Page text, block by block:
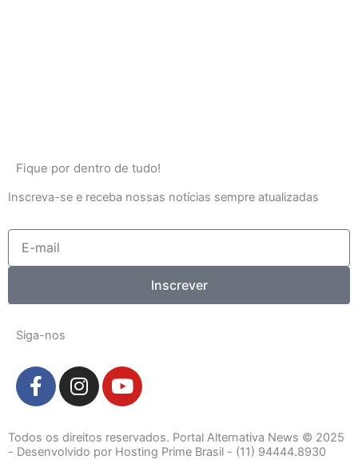
Fique por dentro de tudo!
Inscreva-se e receba nossas notícias sempre atualizadas
mail
Inscrever
Siga-nos
F
a
e
b
I
n
t
a
Y
o
t
u
Todos os direitos reservados. Portal Alternativa News © 2025
- Desenvolvido por Hosting Prime Brasil - (11) 94444.8930